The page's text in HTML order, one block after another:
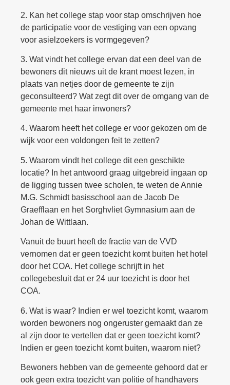
2. Kan het college stap voor stap omschrijven hoe
de participatie voor de vestiging van een opvang
voor asielzoekers is vormgegeven?
3. Wat vindt het college ervan dat een deel van de
bewoners dit nieuws uit de krant moest lezen, in
plaats van netjes door de gemeente te zijn
geconsulteerd? Wat zegt dit over de omgang van de
gemeente met haar inwoners?
4. Waarom heeft het college er voor gekozen om de
wijk voor een voldongen feit te zetten?
5. Waarom vindt het college dit een geschikte
locatie? In het antwoord graag uitgebreid ingaan op
de ligging tussen twee scholen, te weten de Annie
M.G. Schmidt basisschool aan de Jacob De
Graefflaan en het Sorghvliet Gymnasium aan de
Johan de Wittlaan.
Vanuit de buurt heeft de fractie van de VVD
vernomen dat er geen toezicht komt buiten het hotel
door het COA. Het college schrijft in het
collegebesluit dat er 24 uur toezicht is door het
COA.
6. Wat is waar? Indien er wel toezicht komt, waarom
worden bewoners nog ongeruster gemaakt dan ze
al zijn door te vertellen dat er geen toezicht komt?
Indien er geen toezicht komt buiten, waarom niet?
Bewoners hebben van de gemeente gehoord dat er
ook geen extra toezicht van politie of handhavers